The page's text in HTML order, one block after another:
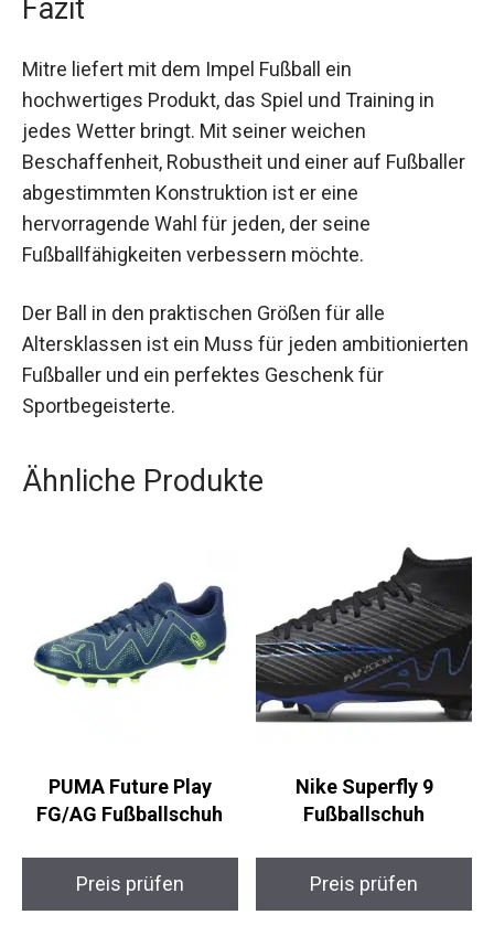
Fazit
Mitre liefert mit dem Impel Fußball ein
hochwertiges Produkt, das Spiel und Training in
jedes Wetter bringt. Mit seiner weichen
Beschaffenheit, Robustheit und einer auf
Fußballer abgestimmten Konstruktion ist er eine
hervorragende Wahl für jeden, der seine
Fußballfähigkeiten verbessern möchte.
Der Ball in den praktischen Größen für alle
Altersklassen ist ein Muss für jeden
ambitionierten Fußballer und ein perfektes
Geschenk für Sportbegeisterte.
Ähnliche Produkte
PUMA Future Play
FG/AG Fußballschuh
Preis prüfen
Nike Superfly 9
Fußballschuh
Preis prüfen